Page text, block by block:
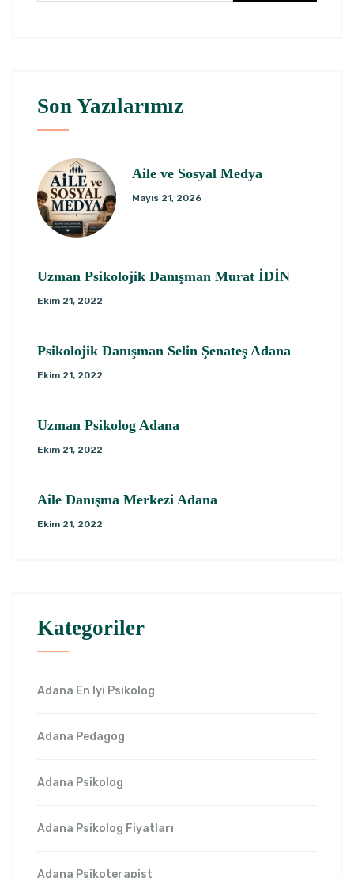
Son Yazılarımız
Aile ve Sosyal Medya
Mayıs 21, 2026
Uzman Psikolojik Danışman Murat İDİN
Ekim 21, 2022
Psikolojik Danışman Selin Şenateş Adana
Ekim 21, 2022
Uzman Psikolog Adana
Ekim 21, 2022
Aile Danışma Merkezi Adana
Ekim 21, 2022
Kategoriler
Adana En Iyi Psikolog
Adana Pedagog
Adana Psikolog
Adana Psikolog Fiyatları
Adana Psikoterapist